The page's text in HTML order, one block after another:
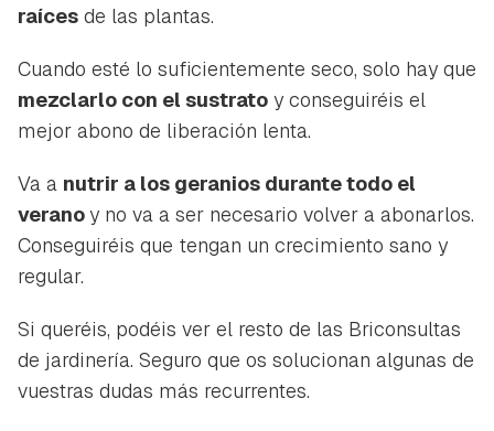
raíces de las plantas.
Cuando esté lo suficientemente seco, solo hay que
mezclarlo con el sustrato y conseguiréis el
mejor abono de liberación lenta.
Va a nutrir a los geranios durante todo el
veranoy no va a ser necesario volver a abonarlos.
Conseguiréis que tengan un crecimiento sano y
regular.
Si queréis, podéis ver el resto de las Briconsultas
de jardinería. Seguro que os solucionan algunas de
vuestras dudas más recurrentes.